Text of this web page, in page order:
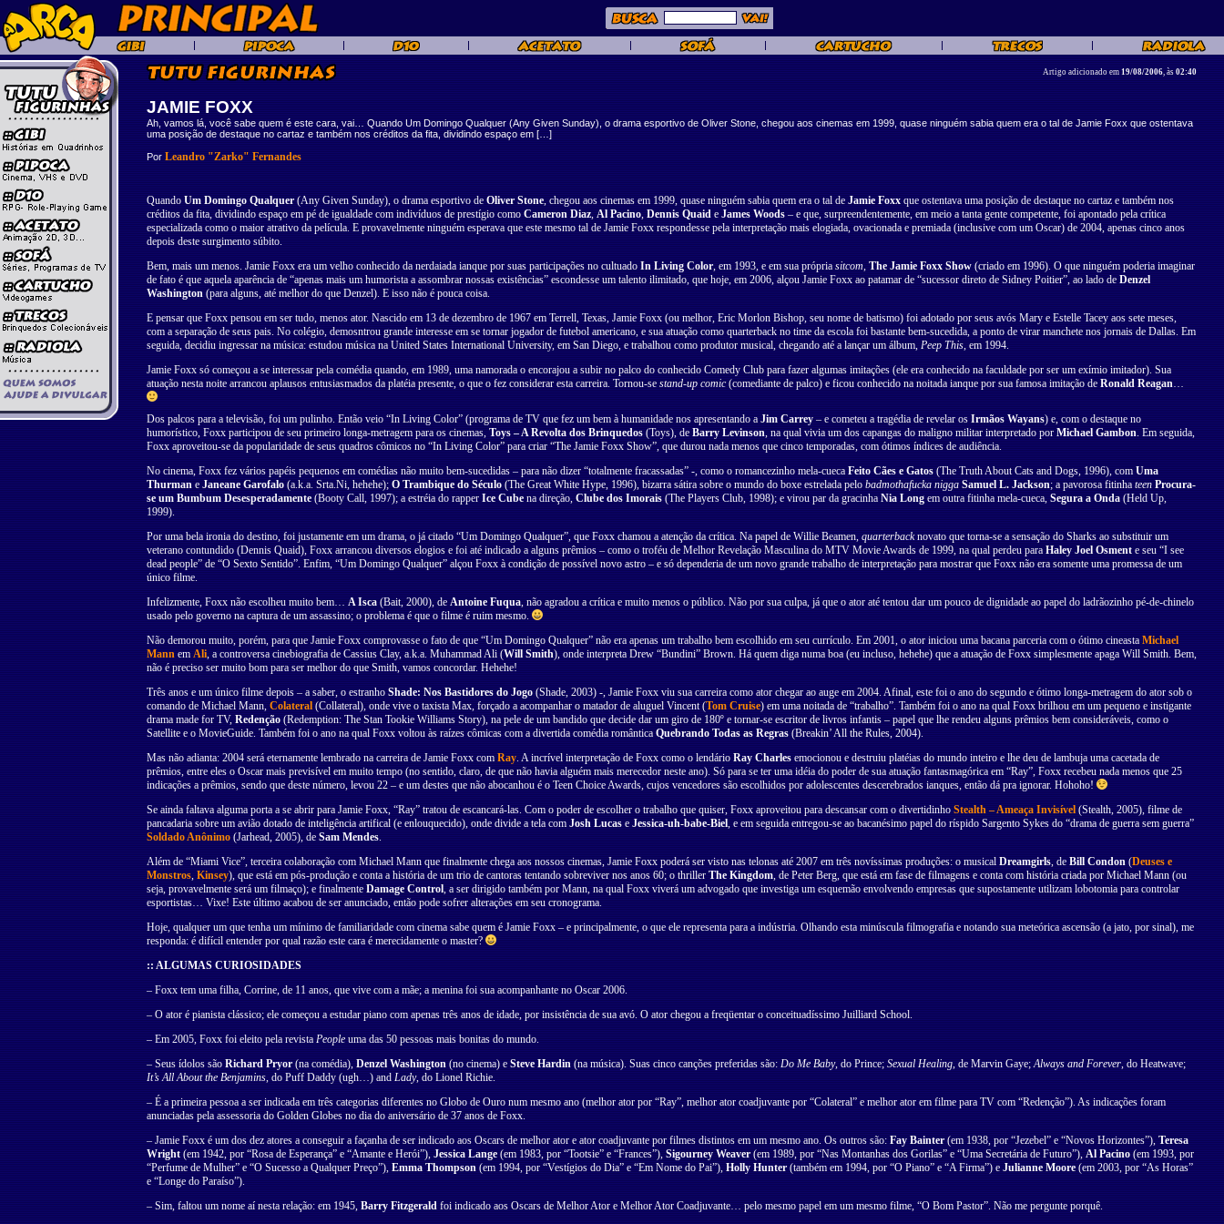
Artigo adicionado em19/08/2006, às02:40
JAMIE FOXX
Ah, vamos lá, você sabe quem é este cara, vai… Quando Um Domingo Qualquer (Any Given Sunday), o drama esportivo de Oliver Stone, chegou aos cinemas em 1999, quase ninguém sabia quem era o tal de Jamie Foxx que ostentava
uma posição de destaque no cartaz e também nos créditos da fita, dividindo espaço em […]
PorLeandro "Zarko" Fernandes
QuandoUm Domingo Qualquer(Any Given Sunday), o drama esportivo deOliver Stone, chegou aos cinemas em 1999, quase ninguém sabia quem era o tal deJamie Foxxque ostentava uma posição de destaque no cartaz e também nos
créditos da fita, dividindo espaço em pé de igualdade com indivíduos de prestígio comoCameron Diaz,Al Pacino,Dennis QuaideJames Woods– e que, surpreendentemente, em meio a tanta gente competente, foi apontado pela crítica
especializada como o maior atrativo da película. E provavelmente ninguém esperava que este mesmo tal de Jamie Foxx respondesse pela interpretação mais elogiada, ovacionada e premiada (inclusive com um Oscar) de 2004, apenas cinco anos
depois deste surgimento súbito.
Bem, mais um menos. Jamie Foxx era um velho conhecido da nerdaiada ianque por suas participações no cultuadoIn Living Color, em 1993, e em sua própriasitcom,The Jamie Foxx Show(criado em 1996). O que ninguém poderia imaginar
de fato é que aquela aparência de “apenas mais um humorista a assombrar nossas existências” escondesse um talento ilimitado, que hoje, em 2006, alçou Jamie Foxx ao patamar de “sucessor direto de Sidney Poitier”, ao lado deDenzel
Washington(para alguns, até melhor do que Denzel). E isso não é pouca coisa.
E pensar que Foxx pensou em ser tudo, menos ator. Nascido em 13 de dezembro de 1967 em Terrell, Texas, Jamie Foxx (ou melhor, Eric Morlon Bishop, seu nome de batismo) foi adotado por seus avós Mary e Estelle Tacey aos sete meses,
com a separação de seus pais. No colégio, demosntrou grande interesse em se tornar jogador de futebol americano, e sua atuação como quarterback no time da escola foi bastante bem-sucedida, a ponto de virar manchete nos jornais de Dallas. Em
seguida, decidiu ingressar na música: estudou música na United States International University, em San Diego, e trabalhou como produtor musical, chegando até a lançar um álbum,Peep This, em 1994.
Jamie Foxx só começou a se interessar pela comédia quando, em 1989, uma namorada o encorajou a subir no palco do conhecido Comedy Club para fazer algumas imitações (ele era conhecido na faculdade por ser um exímio imitador). Sua
atuação nesta noite arrancou aplausos entusiasmados da platéia presente, o que o fez considerar esta carreira. Tornou-sestand-up comic(comediante de palco) e ficou conhecido na noitada ianque por sua famosa imitação deRonald Reagan…
Dos palcos para a televisão, foi um pulinho. Então veio “In Living Color” (programa de TV que fez um bem à humanidade nos apresentando aJim Carrey– e cometeu a tragédia de revelar osIrmãos Wayans) e, com o destaque no
humorístico, Foxx participou de seu primeiro longa-metragem para os cinemas,Toys – A Revolta dos Brinquedos(Toys), deBarry Levinson, na qual vivia um dos capangas do maligno militar interpretado porMichael Gambon. Em seguida,
Foxx aproveitou-se da popularidade de seus quadros cômicos no “In Living Color” para criar “The Jamie Foxx Show”, que durou nada menos que cinco temporadas, com ótimos índices de audiência.
No cinema, Foxx fez vários papéis pequenos em comédias não muito bem-sucedidas – para não dizer “totalmente fracassadas” -, como o romancezinho mela-cuecaFeito Cães e Gatos(The Truth About Cats and Dogs, 1996), comUma
ThurmaneJaneane Garofalo(a.k.a. Srta.Ni, hehehe);O Trambique do Século(The Great White Hype, 1996), bizarra sátira sobre o mundo do boxe estrelada pelobadmothafucka nigga Samuel L. Jackson; a pavorosa fitinhateen Procura-
se um Bumbum Desesperadamente(Booty Call, 1997); a estréia do rapperIce Cubena direção,Clube dos Imorais(The Players Club, 1998); e virou par da gracinhaNia Longem outra fitinha mela-cueca,Segura a Onda(Held Up,
1999).
Por uma bela ironia do destino, foi justamente em um drama, o já citado “Um Domingo Qualquer”, que Foxx chamou a atenção da crítica. Na papel de Willie Beamen,quarterbacknovato que torna-se a sensação do Sharks ao substituir um
veterano contundido (Dennis Quaid), Foxx arrancou diversos elogios e foi até indicado a alguns prêmios – como o troféu de Melhor Revelação Masculina do MTV Movie Awards de 1999, na qual perdeu paraHaley Joel Osmente seu “I see
dead people” de “O Sexto Sentido”. Enfim, “Um Domingo Qualquer” alçou Foxx à condição de possível novo astro – e só dependeria de um novo grande trabalho de interpretação para mostrar que Foxx não era somente uma promessa de um
único filme.
Infelizmente, Foxx não escolheu muito bem…A Isca(Bait, 2000), deAntoine Fuqua, não agradou a crítica e muito menos o público. Não por sua culpa, já que o ator até tentou dar um pouco de dignidade ao papel do ladrãozinho pé-de-chinelo
usado pelo governo na captura de um assassino; o problema é que o filme é ruim mesmo.
Não demorou muito, porém, para que Jamie Foxx comprovasse o fato de que “Um Domingo Qualquer” não era apenas um trabalho bem escolhido em seu currículo. Em 2001, o ator iniciou uma bacana parceria com o ótimo cineastaMichael
MannemAli, a controversa cinebiografia de Cassius Clay, a.k.a. Muhammad Ali (Will Smith), onde interpreta Drew “Bundini” Brown. Há quem diga numa boa (eu incluso, hehehe) que a atuação de Foxx simplesmente apaga Will Smith. Bem,
não é preciso ser muito bom para ser melhor do que Smith, vamos concordar. Hehehe!
Três anos e um único filme depois – a saber, o estranhoShade: Nos Bastidores do Jogo(Shade, 2003) -, Jamie Foxx viu sua carreira como ator chegar ao auge em 2004. Afinal, este foi o ano do segundo e ótimo longa-metragem do ator sob o
comando de Michael Mann,Colateral(Collateral), onde vive o taxista Max, forçado a acompanhar o matador de aluguel Vincent (Tom Cruise) em uma noitada de “trabalho”. Também foi o ano na qual Foxx brilhou em um pequeno e instigante
drama made for TV,Redenção(Redemption: The Stan Tookie Williams Story), na pele de um bandido que decide dar um giro de 180º e tornar-se escritor de livros infantis – papel que lhe rendeu alguns prêmios bem consideráveis, como o
Satellite e o MovieGuide. Também foi o ano na qual Foxx voltou às raízes cômicas com a divertida comédia românticaQuebrando Todas as Regras(Breakin’ All the Rules, 2004).
Mas não adianta: 2004 será eternamente lembrado na carreira de Jamie Foxx comRay. A incrível interpretação de Foxx como o lendárioRay Charlesemocionou e destruiu platéias do mundo inteiro e lhe deu de lambuja uma cacetada de
prêmios, entre eles o Oscar mais previsível em muito tempo (no sentido, claro, de que não havia alguém mais merecedor neste ano). Só para se ter uma idéia do poder de sua atuação fantasmagórica em “Ray”, Foxx recebeu nada menos que 25
indicações a prêmios, sendo que deste número, levou 22 – e um destes que não abocanhou é o Teen Choice Awards, cujos vencedores são escolhidos por adolescentes descerebrados ianques, então dá pra ignorar. Hohoho!
Se ainda faltava alguma porta a se abrir para Jamie Foxx, “Ray” tratou de escancará-las. Com o poder de escolher o trabalho que quiser, Foxx aproveitou para descansar com o divertidinhoStealth – Ameaça Invisível(Stealth, 2005), filme de
pancadaria sobre um avião dotado de inteligência artifical (e enlouquecido), onde divide a tela comJosh LucaseJessica-uh-babe-Biel, e em seguida entregou-se ao bacanésimo papel do ríspido Sargento Sykes do “drama de guerra sem guerra”
Soldado Anônimo(Jarhead, 2005), deSam Mendes.
Além de “Miami Vice”, terceira colaboração com Michael Mann que finalmente chega aos nossos cinemas, Jamie Foxx poderá ser visto nas telonas até 2007 em três novíssimas produções: o musicalDreamgirls, deBill Condon(Deuses e
Monstros,Kinsey), que está em pós-produção e conta a história de um trio de cantoras tentando sobreviver nos anos 60; o thrillerThe Kingdom, de Peter Berg, que está em fase de filmagens e conta com história criada por Michael Mann (ou
seja, provavelmente será um filmaço); e finalmenteDamage Control, a ser dirigido também por Mann, na qual Foxx viverá um advogado que investiga um esquemão envolvendo empresas que supostamente utilizam lobotomia para controlar
esportistas… Vixe! Este último acabou de ser anunciado, então pode sofrer alterações em seu cronograma.
Hoje, qualquer um que tenha um mínimo de familiaridade com cinema sabe quem é Jamie Foxx – e principalmente, o que ele representa para a indústria. Olhando esta minúscula filmografia e notando sua meteórica ascensão (a jato, por sinal), me
responda: é difícil entender por qual razão este cara é merecidamente o master?
:: ALGUMAS CURIOSIDADES
– Foxx tem uma filha, Corrine, de 11 anos, que vive com a mãe; a menina foi sua acompanhante no Oscar 2006.
– O ator é pianista clássico; ele começou a estudar piano com apenas três anos de idade, por insistência de sua avó. O ator chegou a freqüentar o conceituadíssimo Juilliard School.
– Em 2005, Foxx foi eleito pela revistaPeopleuma das 50 pessoas mais bonitas do mundo.
– Seus ídolos sãoRichard Pryor(na comédia),Denzel Washington(no cinema) eSteve Hardin(na música). Suas cinco canções preferidas são:Do Me Baby, do Prince;Sexual Healing, de Marvin Gaye;Always and Forever, do Heatwave;
It’s All About the Benjamins, do Puff Daddy (ugh…) andLady, do Lionel Richie.
– É a primeira pessoa a ser indicada em três categorias diferentes no Globo de Ouro num mesmo ano (melhor ator por “Ray”, melhor ator coadjuvante por “Colateral” e melhor ator em filme para TV com “Redenção”). As indicações foram
anunciadas pela assessoria do Golden Globes no dia do aniversário de 37 anos de Foxx.
– Jamie Foxx é um dos dez atores a conseguir a façanha de ser indicado aos Oscars de melhor ator e ator coadjuvante por filmes distintos em um mesmo ano. Os outros são:Fay Bainter(em 1938, por “Jezebel” e “Novos Horizontes”),Teresa
Wright(em 1942, por “Rosa de Esperança” e “Amante e Herói”),Jessica Lange(em 1983, por “Tootsie” e “Frances”),Sigourney Weaver(em 1989, por “Nas Montanhas dos Gorilas” e “Uma Secretária de Futuro”),Al Pacino(em 1993, por
“Perfume de Mulher” e “O Sucesso a Qualquer Preço”),Emma Thompson(em 1994, por “Vestígios do Dia” e “Em Nome do Pai”),Holly Hunter(também em 1994, por “O Piano” e “A Firma”) eJulianne Moore(em 2003, por “As Horas”
e “Longe do Paraíso”).
– Sim, faltou um nome aí nesta relação: em 1945,Barry Fitzgeraldfoi indicado aos Oscars de Melhor Ator e Melhor Ator Coadjuvante… pelo mesmo papel em um mesmo filme, “O Bom Pastor”. Não me pergunte porquê.